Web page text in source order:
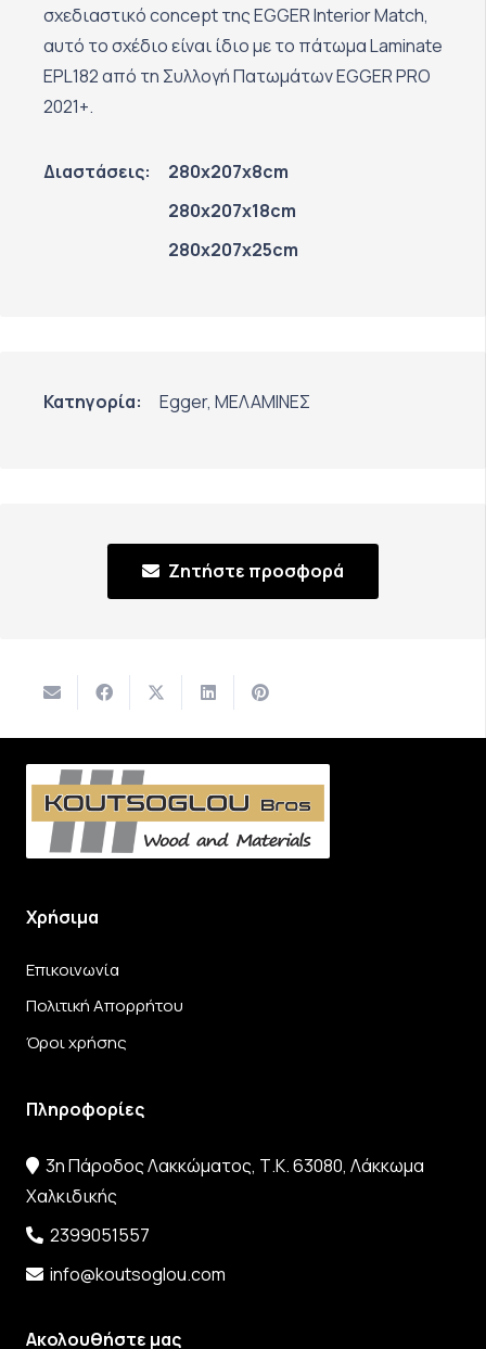
σχεδιαστικό concept της EGGER Interior Match,
αυτό το σχέδιο είναι ίδιο με το πάτωμα Laminate
EPL182 από τη Συλλογή Πατωμάτων EGGER PRO
2021+.
Διαστάσεις:
280x207x8cm
280x207x18cm
280x207x25cm
Κατηγορία: Egger, ΜΕΛΑΜΙΝΕΣ
Ζητήστε προσφορά
Χρήσιμα
Επικοινωνία
Πολιτική Απορρήτου
Όροι χρήσης
Πληροφορίες
3η Πάροδος Λακκώματος, Τ.Κ. 63080, Λάκκωμα
Χαλκιδικής
2399051557
info@koutsoglou.com
Ακολουθήστε μας